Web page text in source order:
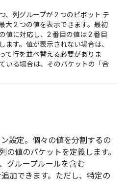
、列グループが 2 つのピボット テ
大 2 つの値を表示できます。最初
値に対応し、2 番目の値は 2 番目
ます。値が表示されない場合は、
て行を並べ替える必要がありま
いる場合は、そのバケットの「合
設定。個々の値を分割するの
の値のバケットを定義します。
グループルールを含む
加できます。ただし、特定の